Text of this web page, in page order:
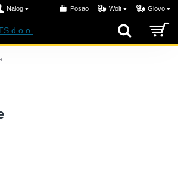
Nalog Posao Wolt Glovo